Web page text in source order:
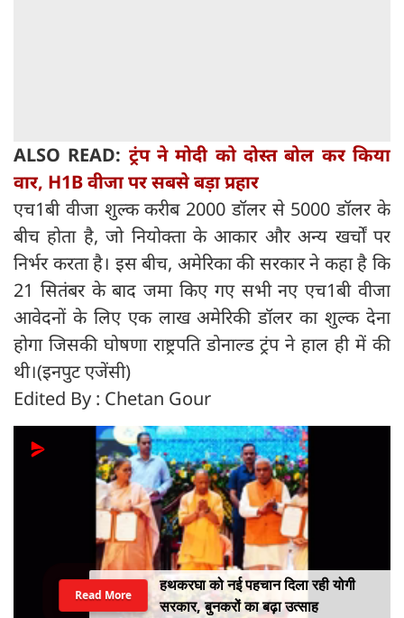
ALSO READ: ट्रंप ने मोदी को दोस्त बोल कर किया
वार, H1B वीजा पर सबसे बड़ा प्रहार
एच1बी वीजा शुल्क करीब 2000 डॉलर से 5000 डॉलर के
बीच होता है, जो नियोक्ता के आकार और अन्य खर्चों पर
निर्भर करता है। इस बीच, अमेरिका की सरकार ने कहा है कि
21 सितंबर के बाद जमा किए गए सभी नए एच1बी वीजा
आवेदनों के लिए एक लाख अमेरिकी डॉलर का शुल्क देना
होगा जिसकी घोषणा राष्ट्रपति डोनाल्ड ट्रंप ने हाल ही में की
थी।(इनपुट एजेंसी)
Edited By : Chetan Gour
हथकरघा को नई पहचान दिला रही योगी
सरकार, बुनकरों का बढ़ा उत्साह
Read More